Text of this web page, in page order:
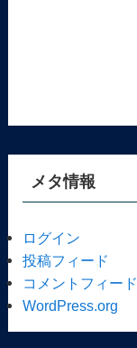
メタ情報
ログイン
投稿フィード
コメントフィード
WordPress.org